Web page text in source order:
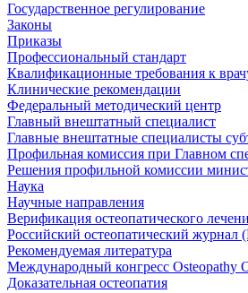
Государственное регулирование
Законы
Приказы
Профессиональный стандарт
Квалификационные требования к
Клинические рекомендации
Федеральный методический центр
Главный внештатный специалист
Главные внештатные специалисты
Профильная комиссия при Главном
Решения профильной комиссии
Наука
Научные направления
Верификация остеопатического
Российский остеопатический
Рекомендуемая литература
Международный конгресс Osteopathy
Доказательная остеопатия